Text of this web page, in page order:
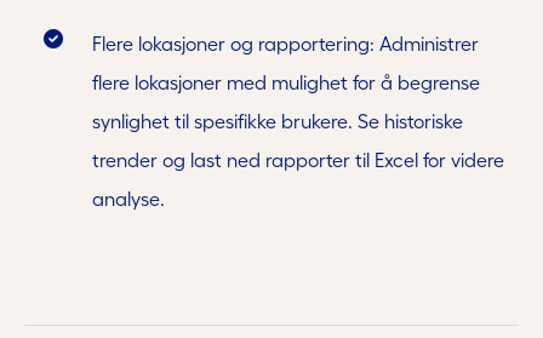
Flere lokasjoner og rapportering: Administrer
flere lokasjoner med mulighet for å begrense
synlighet til spesifikke brukere. Se historiske
trender og last ned rapporter til Excel for videre
analyse.